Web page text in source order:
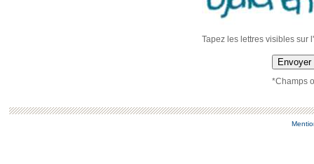
Tapez les lettres visibles sur
Envoyer
*Champs